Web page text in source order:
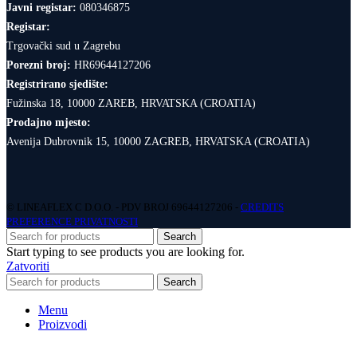
Javni registar: 080346875
Registar:
Trgovački sud u Zagrebu
Porezni broj: HR69644127206
Registrirano sjedište:
Fužinska 18, 10000 ZAREB, HRVATSKA (CROATIA)
Prodajno mjesto:
Avenija Dubrovnik 15, 10000 ZAGREB, HRVATSKA (CROATIA)
© LINEAFLEX C D.O.O. - PDV BROJ 69644127206 - CREDITS
PREFERENCE PRIVATNOSTI
Search
Start typing to see products you are looking for.
Zatvoriti
Search
Menu
Proizvodi